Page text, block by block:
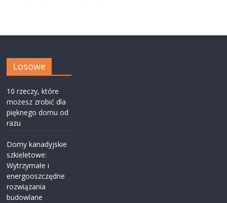
Losowe
10 rzeczy, które
możesz zrobić dla
pięknego domu od
razu
Domy kanadyjskie
szkieletowe:
Wytrzymałe i
energooszczędne
rozwiązania
budowlane